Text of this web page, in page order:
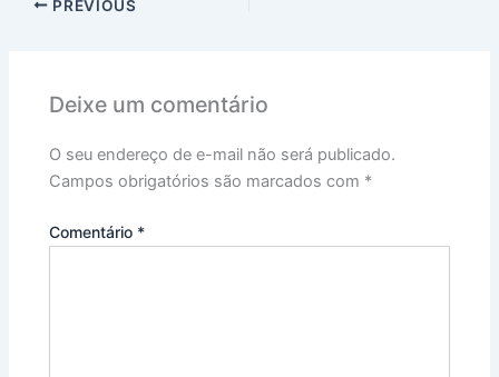
PREVIOUS
Deixe um comentário
O seu endereço de e-mail não será publicado.
Campos obrigatórios são marcados com *
Comentário *